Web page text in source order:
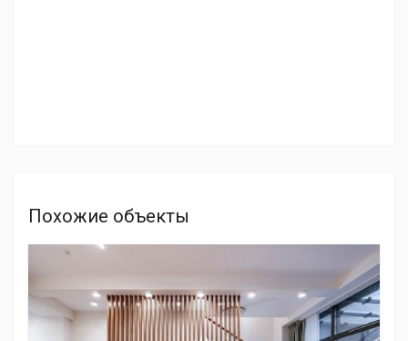
Похожие объекты